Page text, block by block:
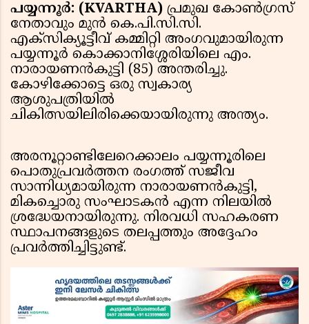
പയ്യന്നൂർ: (KVARTHA) പ്രമുഖ കോൺഗ്രസ്
നേതാവും മുൻ കെ.പി.സി.സി.
എക്സിക്യൂട്ടീവ് കമ്മിറ്റി അംഗവുമായിരുന്ന
പയ്യന്നൂർ കൊക്കാനിശ്ശേരിയിലെ എം.
നാരായണൻകുട്ടി (85) അന്തരിച്ചു.
കോഴിക്കോട്ടെ ഒരു സ്വകാര്യ
ആശുപത്രിയിൽ
ചികിത്സയിലിരിക്കെയായിരുന്നു അന്ത്യം.
അരനൂറ്റാണ്ടിലേറെക്കാലം പയ്യന്നൂരിലെ
പൊതുപ്രവർത്തന രംഗത്ത് സജീവ
സാന്നിധ്യമായിരുന്ന നാരായണൻകുട്ടി,
മികച്ചൊരു സംഘാടകൻ എന്ന നിലയിൽ
ശ്രദ്ധേയനായിരുന്നു. നിരവധി സഹകരണ
സ്ഥാപനങ്ങളുടെ തലപ്പത്തും അദ്ദേഹം
പ്രവർത്തിച്ചിട്ടുണ്ട്.